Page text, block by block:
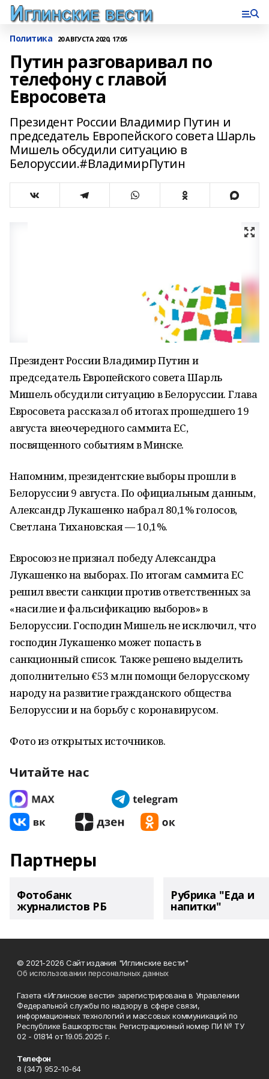
Политика 20 АВГУСТА 2020, 17:05
Путин разговаривал по
телефону с главой
Евросовета
Президент России Владимир Путин и
председатель Европейского совета Шарль
Мишель обсудили ситуацию в
Белоруссии.#ВладимирПутин
Президент России Владимир Путин и
председатель Европейского совета Шарль
Мишель обсудили ситуацию в Белоруссии. Глава
Евросовета рассказал об итогах прошедшего 19
августа внеочередного саммита ЕС,
посвященного событиям в Минске.
Напомним, президентские выборы прошли в
Белоруссии 9 августа. По официальным данным,
Александр Лукашенко набрал 80,1% голосов,
Светлана Тихановская — 10,1%.
Евросоюз не признал победу Александра
Лукашенко на выборах. По итогам саммита ЕС
решил ввести санкции против ответственных за
«насилие и фальсификацию выборов» в
Белоруссии. Господин Мишель не исключил, что
господин Лукашенко может попасть в
санкционный список. Также решено выделить
дополнительно €53 млн помощи белорусскому
народу на развитие гражданского общества
Белоруссии и на борьбу с коронавирусом.
Фото из открытых источников.
Читайте нас
Партнеры
Фотобанк
журналистов РБ
Рубрика "Еда и
напитки"
© 2021-2026 Сайт издания "Иглинские вести"
Об использовании персональных данных
Газета «Иглинские вести» зарегистрирована в Управлении
Федеральной службы по надзору в сфере связи,
информационных технологий и массовых коммуникаций по
Республике Башкортостан. Регистрационный номер ПИ № ТУ
02 - 01814 от 19.05.2025 г.
Телефон
8 (347) 952-10-64